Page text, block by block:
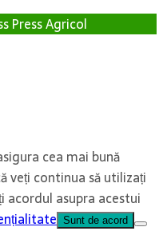
Press Agricol
cea mai bună
veți continua să utilizați
acordul asupra acestui
Sunt de acord